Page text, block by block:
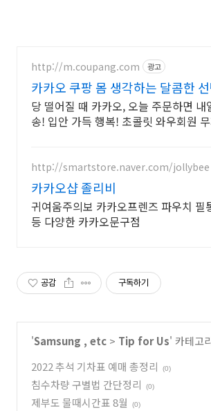
http://m.coupang.com 광고
카카오 쿠팡 몸 생각하는 달콤한
당 떨어질 때 카카오, 오늘 주문하면 내
송! 입안 가득 행복! 초콜릿 와우회원
http://smartstore.naver.com/jollybee
카카오샵 졸리비
귀여움주의보 카카오프렌즈 파우치 필
등 다양한 카카오문구점
공감 구독하기
'Samsung , etc > Tip for Us' 카테고
2022 추석 기차표 예매 총정리
(0)
침수차량 구별법 간단정리 (0)
제부도 물때시간표 8월 (0)